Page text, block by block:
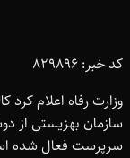
کد خبر: 829896
وزارت رفاه اعلام
سرپرست فعال شده